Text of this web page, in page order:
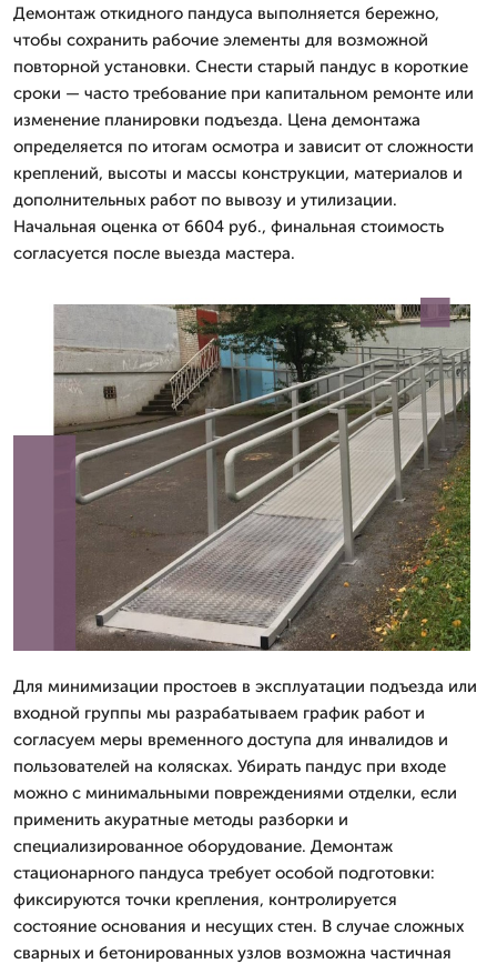
Демонтаж откидного пандуса выполняется бережно,
чтобы сохранить рабочие элементы для возможной
повторной установки. Снести старый пандус в короткие
сроки — часто требование при капитальном ремонте или
изменение планировки подъезда. Цена демонтажа
определяетcя по итогам осмотра и зависит от сложности
креплений, высоты и массы конструкции, материалов и
дополнительных работ по вывозу и утилизации.
Начальная оценка от 6604 руб., финальная стоимость
согласуется после выезда мастера.
Для минимизации простоев в эксплуатации подъезда или
входной группы мы разрабатываем график работ и
согласуем меры временного доступа для инвалидов и
пользователей на колясках. Убирать пандус при входе
можно с минимальными повреждениями отделки, если
применить акуратные методы разборки и
специализированное оборудование. Демонтаж
стационарного пандуса требует особой подготовки:
фиксируются точки крепления, контролируется
состояние основания и несущих стен. В случае сложных
сварных и бетонированных узлов возможна частичная